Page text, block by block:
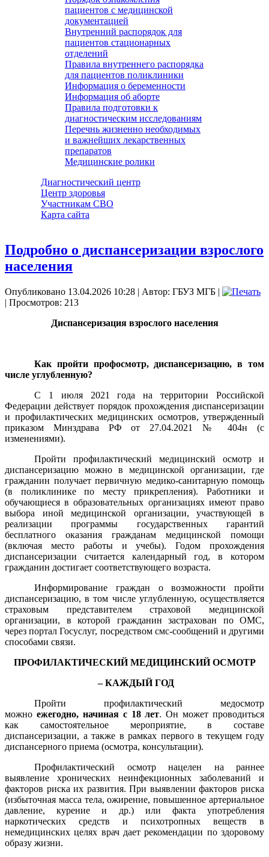
пациентов с медицинской
документацией
Внутренний распорядок для
пациентов стационарных
отделений
Правила внутреннего распорядка
для пациентов поликлиники
Информация о беременности
Информация об аборте
Правила подготовки к
диагностическим исследованиям
Перечнь жизненно необходимых
и важнейших лекарственных
препаратов
Медицинские ролики
Диагностический центр
Центр здоровья
Участникам СВО
Карта сайта
Подробно о диспансеризации взрослого
населения
Опубликовано 13.04.2026 10:28 | Автор: ГБУЗ МГБ |
| Просмотров: 213
Диспансеризация взрослого населения
Как пройти профосмотр, диспансеризацию, в том
числе углубленную?
С 1 июля 2021 года на территории Российской
Федерации действует порядок прохождения диспансеризации
и профилактических медицинских осмотров, утвержденный
приказом Минздрава РФ от 27.04.2021 № 404н (с
изменениями).
Пройти профилактический медицинский осмотр и
диспансеризацию можно в медицинской организации, где
гражданин получает первичную медико-санитарную помощь
(в поликлинике по месту прикрепления). Работники и
обучающиеся в образовательных организациях имеют право
выбора иной медицинской организации, участвующей в
реализации программы государственных гарантий
бесплатного оказания гражданам медицинской помощи
(включая место работы и учебы). Годом прохождения
диспансеризации считается календарный год, в котором
гражданин достигает соответствующего возраста.
Информирование граждан о возможности пройти
диспансеризацию, в том числе углубленную, осуществляется
страховым представителем страховой медицинской
организации, в которой гражданин застрахован по ОМС,
через портал Госуслуг, посредством смс-сообщений и другими
способами связи.
ПРОФИЛАКТИЧЕСКИЙ МЕДИЦИНСКИЙ ОСМОТР
– КАЖДЫЙ ГОД
Пройти профилактический медосмотр
можно ежегодно, начиная с 18 лет. Он может проводиться
как самостоятельное мероприятие, в составе
диспансеризации, а также в рамках первого в текущем году
диспансерного приема (осмотра, консультации).
Профилактический осмотр нацелен на раннее
выявление хронических неинфекционных заболеваний и
факторов риска их развития. При выявлении факторов риска
(избыточная масса тела, ожирение, повышенное артериальное
давление, курение и др.) или факта употребления
наркотических средств и психотропных веществ в
немедицинских целях врач дает рекомендации по здоровому
образу жизни.